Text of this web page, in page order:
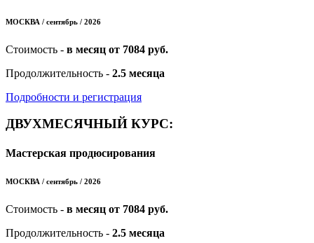
МОСКВА / сентябрь / 2026
Стоимость - в месяц от 7084 руб.
Продолжительность - 2.5 месяца
Подробности и регистрация
ДВУХМЕСЯЧНЫЙ КУРС:
Мастерская продюсирования
МОСКВА / сентябрь / 2026
Стоимость - в месяц от 7084 руб.
Продолжительность - 2.5 месяца